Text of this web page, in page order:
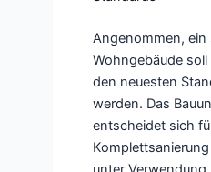
Angenommen,
Wohngebäude
den neuesten
werden. Das
entscheidet sich